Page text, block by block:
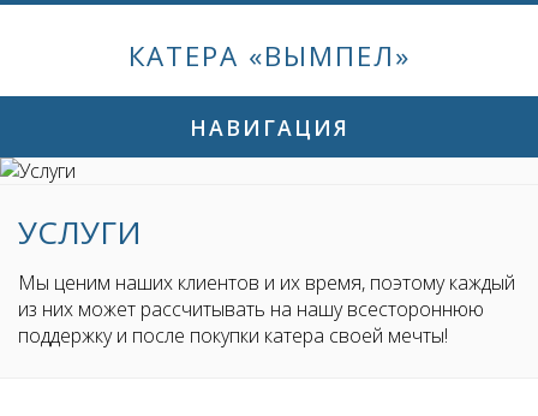
КАТЕРА «ВЫМПЕЛ»
НАВИГАЦИЯ
УСЛУГИ
Мы ценим наших клиентов и их время, поэтому каждый
из них может рассчитывать на нашу всестороннюю
поддержку и после покупки катера своей мечты!